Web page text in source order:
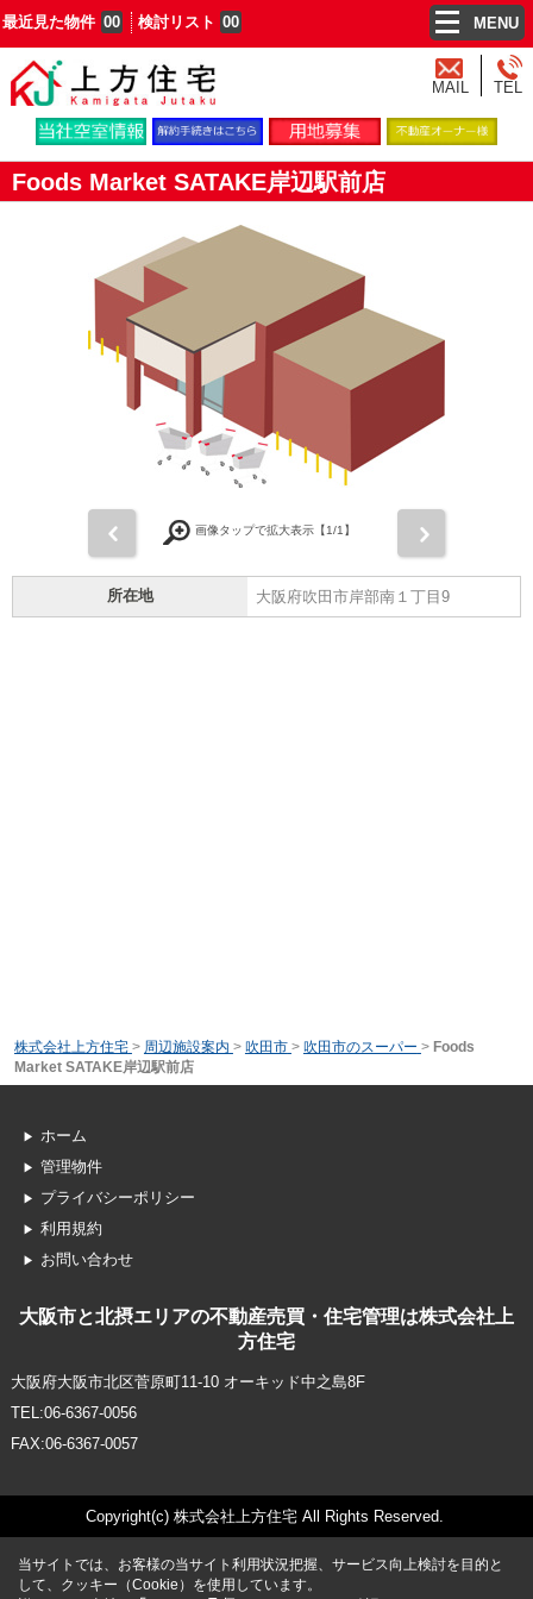
最近見た物件 00 検討リスト 00 MENU
MAIL TEL
Foods Market SATAKE岸辺駅前店
画像タップで拡大表示【1/1】
所在地 大阪府吹田市岸部南１丁目9
株式会社上方住宅 > 周辺施設案内 > 吹田市 > 吹田市のスーパー > Foods
Market SATAKE岸辺駅前店
ホーム
管理物件
プライバシーポリシー
利用規約
お問い合わせ
大阪市と北摂エリアの不動産売買・住宅管理は株式会社上
方住宅
大阪府大阪市北区菅原町11-10 オーキッド中之島8F
TEL:06-6367-0056
FAX:06-6367-0057
Copyright(c) 株式会社上方住宅 All Rights Reserved.
当サイトでは、お客様の当サイト利用状況把握、サービス向上検討を目的と
して、クッキー（Cookie）を使用しています。